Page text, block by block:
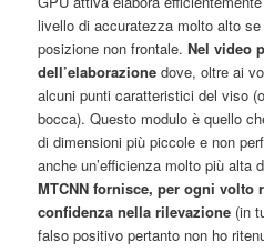
livello di accuratezza molto alto
posizione non frontale.Nel video
dell’elaborazione dove, oltre ai
alcuni punti caratteristici del viso
bocca). Questo modulo è quello
di dimensioni più piccole e non
anche un’efficienza molto più alta
MTCNN fornisce, per ogni
confidenza nella rilevazione (in
falso positivo pertanto non ho